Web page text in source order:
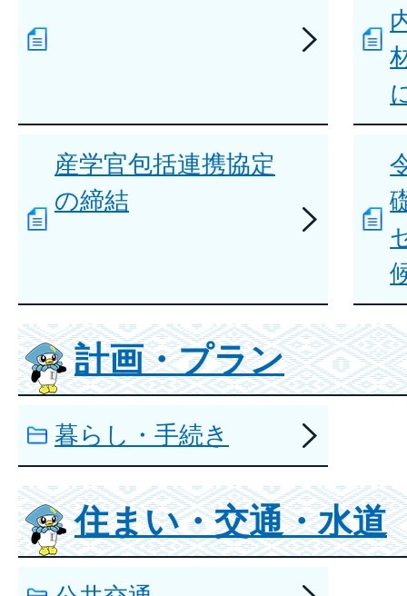
産学官包括連携協定
の締結
計画・プラン
暮らし・手続き
住まい・交通・水道